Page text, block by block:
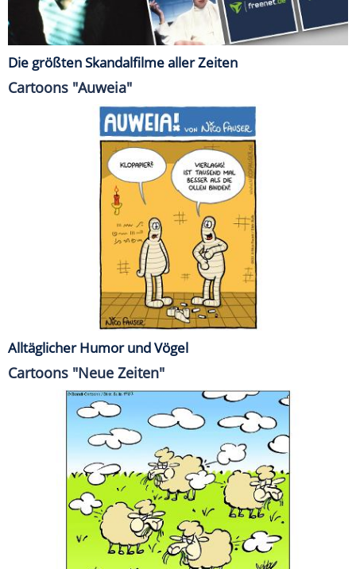
Die größten Skandalfilme aller Zeiten
Cartoons "Auweia"
Alltäglicher Humor und Vögel
Cartoons "Neue Zeiten"